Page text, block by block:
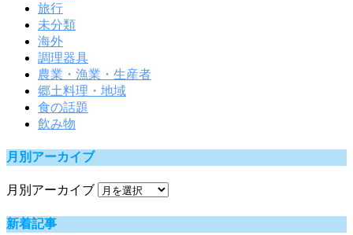
旅行
未分類
海外
調理器具
農業・漁業・生産者
郷土料理・地域
食の話題
飲み物
月別アーカイブ
月別アーカイブ
新着記事